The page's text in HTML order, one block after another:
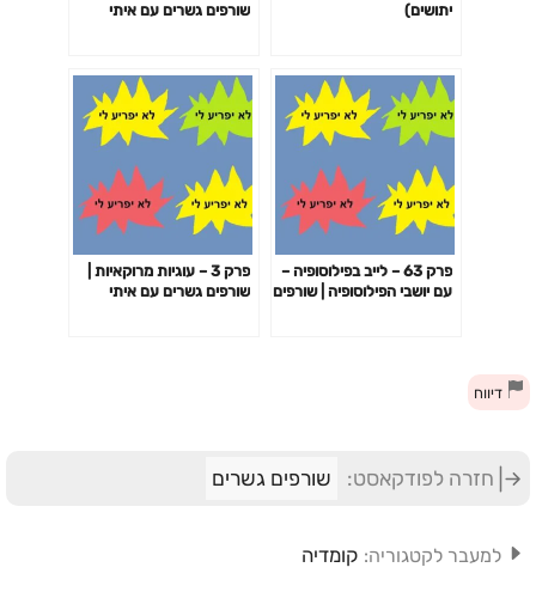
יתושים)
שורפים גשרים עם איתי
פרק 63 – לייב בפילוסופיה –
עם יושבי הפילוסופיה | שורפים
פרק 3 – עוגיות מרוקאיות |
שורפים גשרים עם איתי
דיווח
חזרה לפודקאסט: שורפים גשרים
למעבר לקטגוריה: קומדיה